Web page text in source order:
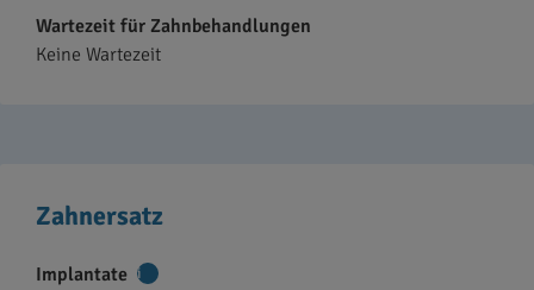
Wartezeit für Zahnbehandlungen
Keine Wartezeit
Zahnersatz
Implantate